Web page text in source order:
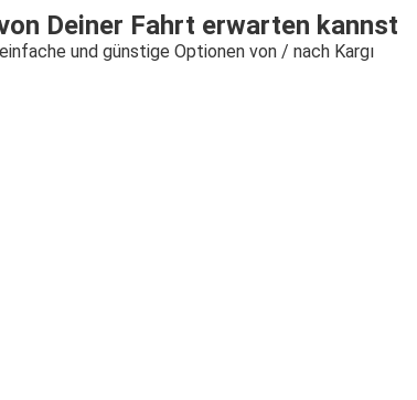
Deiner Fahrt erwarten kannst
und günstige Optionen von / nach Kargı